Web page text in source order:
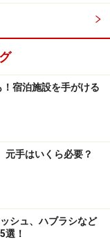
！宿泊施設を手がける
元手はいくら必要？
シュ、ハブラシなど
選！